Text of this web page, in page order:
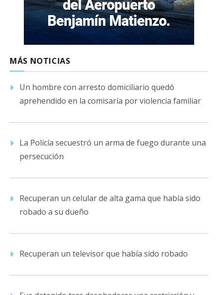
MÁS NOTICIAS
Un hombre con arresto domiciliario quedó
aprehendido en la comisaría por violencia familiar
La Policía secuestró un arma de fuego durante una
persecución
Recuperan un celular de alta gama que había sido
robado a su dueño
Recuperan un televisor que había sido robado